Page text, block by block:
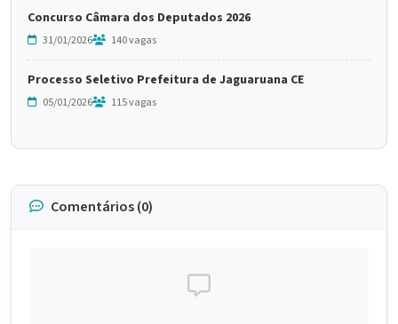
Concurso Câmara dos Deputados 2026
31/01/2026 140 vagas
Processo Seletivo Prefeitura de Jaguaruana CE
05/01/2026 115 vagas
Comentários (0)